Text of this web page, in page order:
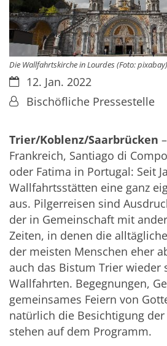
Die Wallfahrtskirche in Lourdes (Foto: pixabay)
Datum:12. Jan. 2022
Von:Bischöfliche Pressestelle
Trier/Koblenz/Saarbrücken
Frankreich, Santiago di
oder Fatima in Portugal: Seit
Wallfahrtsstätten eine ganz
aus. Pilgerreisen sind
der in Gemeinschaft mit
Zeiten, in denen die
der meisten Menschen eher
auch das Bistum Trier wieder
Wallfahrten. Begegnungen,
gemeinsames Feiern von
natürlich die Besichtigung
stehen auf dem Programm.